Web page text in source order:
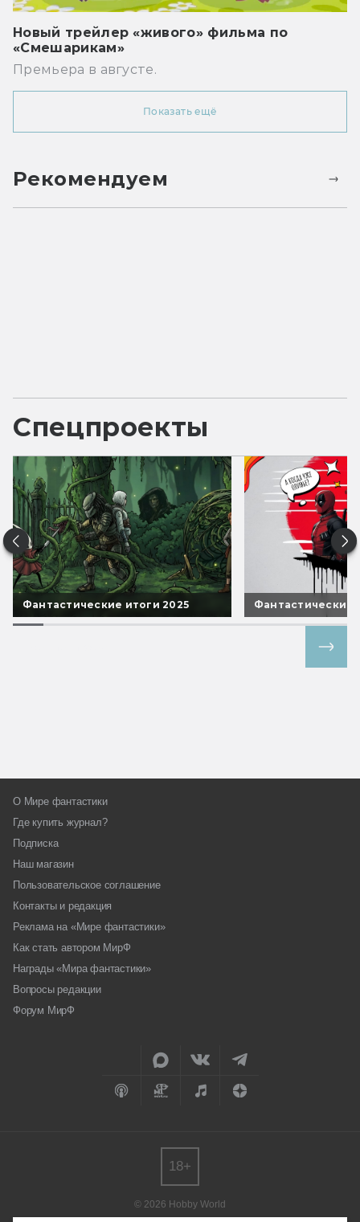
Новый трейлер «живого» фильма по
«Смешарикам»
Премьера в августе.
Показать ещё
Рекомендуем
Спецпроекты
Фантастические итоги 2025 Фантастические
О Мире фантастики
Где купить журнал?
Подписка
Наш магазин
Пользовательское соглашение
Контакты и редакция
Реклама на «Мире фантастики»
Как стать автором МирФ
Награды «Мира фантастики»
Вопросы редакции
Форум МирФ
© 2026 Hobby World
18+